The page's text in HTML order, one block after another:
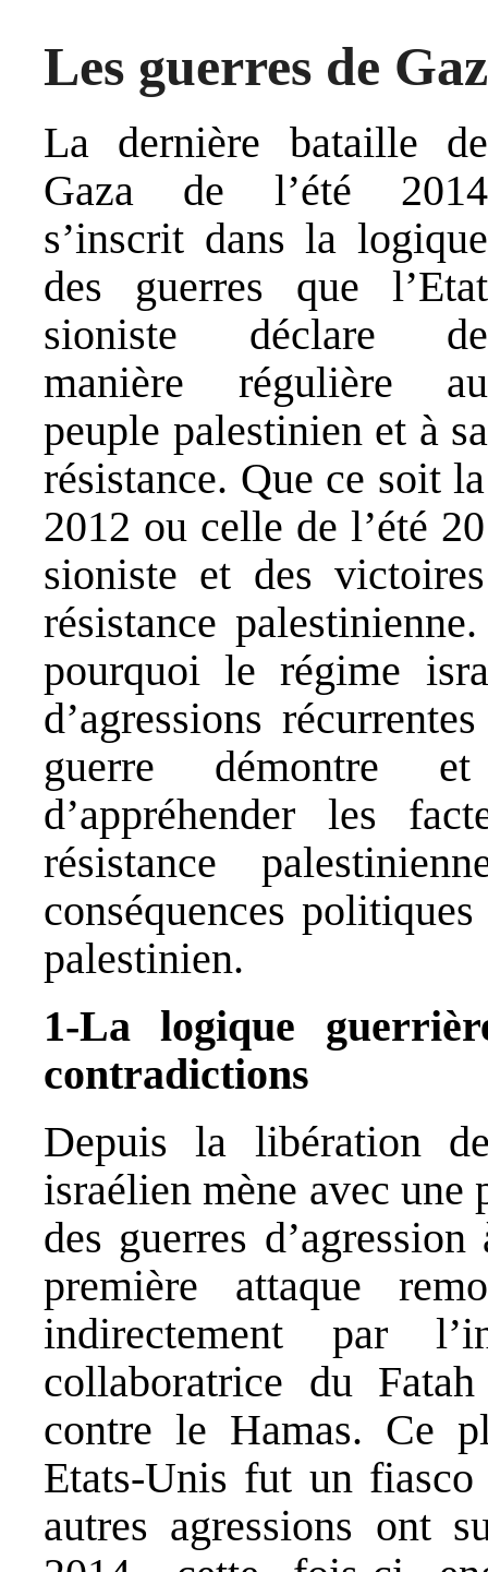
Les guerres de
La dernière bataille de
Gaza de l’été 2014
s’inscrit dans la logique
des guerres que l’Etat
sioniste déclare de
manière régulière au
peuple palestinien et à sa
résistance. Que ce soit
2012 ou celle de l’été
sioniste et des
résistance
pourquoi le régime
d’agressions
guerre démontre
d’appréhender les
résistance
conséquences
palestinien.
1-La logique
contradictions
Depuis la libération
israélien mène avec
des guerres
première attaque
indirectement par
collaboratrice du
contre le Hamas. Ce
Etats-Unis fut un
autres agressions ont